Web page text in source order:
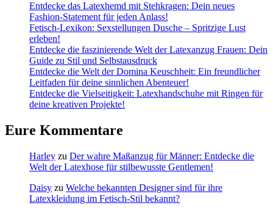
Entdecke das Latexhemd mit Stehkragen: Dein neues
Fashion-Statement für jeden Anlass!
Fetisch-Lexikon: Sexstellungen Dusche – Spritzige Lust
erleben!
Entdecke die faszinierende Welt der Latexanzug Frauen: Dein
Guide zu Stil und Selbstausdruck
Entdecke die Welt der Domina Keuschheit: Ein freundlicher
Leitfaden für deine sinnlichen Abenteuer!
Entdecke die Vielseitigkeit: Latexhandschuhe mit Ringen für
deine kreativen Projekte!
Eure Kommentare
Harley zu Der wahre Maßanzug für Männer: Entdecke die
Welt der Latexhose für stilbewusste Gentlemen!
Daisy zu Welche bekannten Designer sind für ihre
Latexkleidung im Fetisch-Stil bekannt?